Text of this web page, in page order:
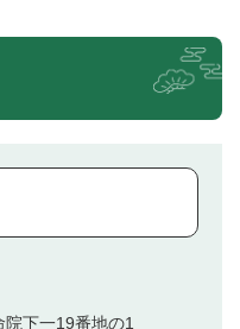
下一19番地の1